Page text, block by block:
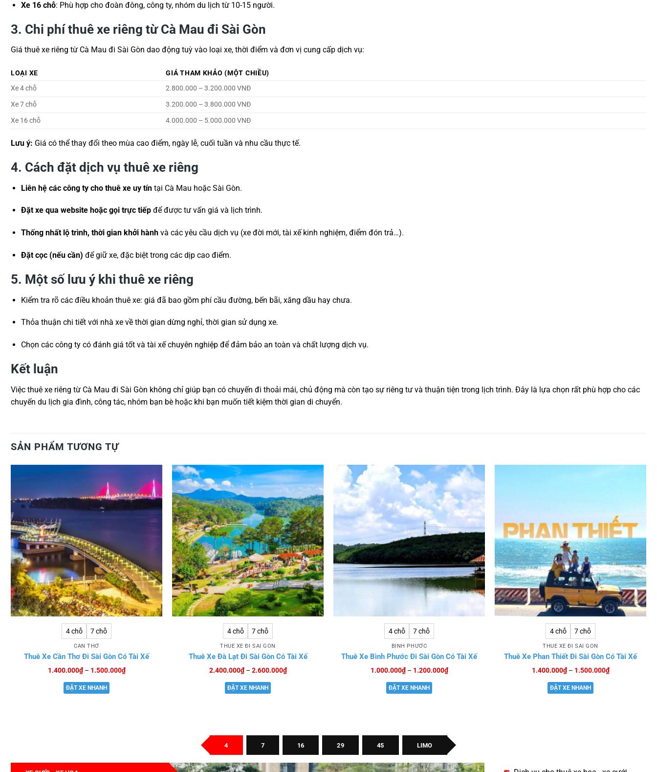
Xe 16 chỗ: Phù hợp cho đoàn đông, công ty, nhóm du lịch từ 10-15 người.
3. Chi phí thuê xe riêng từ Cà Mau đi Sài Gòn
Giá thuê xe riêng từ Cà Mau đi Sài Gòn dao động tuỳ vào loại xe, thời điểm và đơn vị cung cấp dịch vụ:
LOẠI XE
GIÁ THAM KHẢO (MỘT CHIỀU)
Xe 4 chỗ
2.800.000 – 3.200.000 VNĐ
Xe 7 chỗ
3.200.000 – 3.800.000 VNĐ
Xe 16 chỗ
4.000.000 – 5.000.000 VNĐ
Lưu ý: Giá có thể thay đổi theo mùa cao điểm, ngày lễ, cuối tuần và nhu cầu thực tế.
4. Cách đặt dịch vụ thuê xe riêng
Liên hệ các công ty cho thuê xe uy tíntại Cà Mau hoặc Sài Gòn.
Đặt xe qua website hoặc gọi trực tiếpđể được tư vấn giá và lịch trình.
Thống nhất lộ trình, thời gian khởi hànhvà các yêu cầu dịch vụ (xe đời mới, tài xế kinh nghiệm, điểm đón trả…).
Đặt cọc (nếu cần) để giữ xe, đặc biệt trong các dịp cao điểm.
5. Một số lưu ý khi thuê xe riêng
Kiểm tra rõ các điều khoản thuê xe: giá đã bao gồm phí cầu đường, bến bãi, xăng dầu hay chưa.
Thỏa thuận chi tiết với nhà xe về thời gian dừng nghỉ, thời gian sử dụng xe.
Chọn các công ty có đánh giá tốt và tài xế chuyên nghiệp để đảm bảo an toàn và chất lượng dịch vụ.
Kết luận
Việc thuê xe riêng từ Cà Mau đi Sài Gòn không chỉ giúp bạn có chuyến đi thoải mái, chủ động mà còn tạo sự riêng tư và thuận tiện trong lịch trình. Đây là lựa chọn rất phù hợp cho các
chuyến du lịch gia đình, công tác, nhóm bạn bè hoặc khi bạn muốn tiết kiệm thời gian di chuyển.
SẢN PHẨM TƯƠNG TỰ
4 chỗ 7 chỗ
CẦN THƠ
Thuê Xe Cần Thơ Đi Sài Gòn Có Tài Xế
1.400.000₫ – 1.500.000₫Khoảng
giá:
ĐẶT XE NHANH
4 chỗ 7 chỗ
THUÊ XE ĐI SÀI GÒN
Thuê Xe Đà Lạt Đi Sài Gòn Có Tài Xế
2.400.000₫ – 2.600.000₫Khoảng
giá:
ĐẶT XE NHANH
4 chỗ 7 chỗ
BÌNH PHƯỚC
Thuê Xe Bình Phước Đi Sài Gòn Có Tài Xế
1.000.000₫ – 1.200.000₫Khoảng
giá:
ĐẶT XE NHANH
4 chỗ 7 chỗ
THUÊ XE ĐI SÀI GÒN
Thuê Xe Phan Thiết Đi Sài Gòn Có Tài Xế
1.400.000₫ – 1.500.000₫Khoảng
giá:
ĐẶT XE NHANH
4 7 16 29 45 LIMO